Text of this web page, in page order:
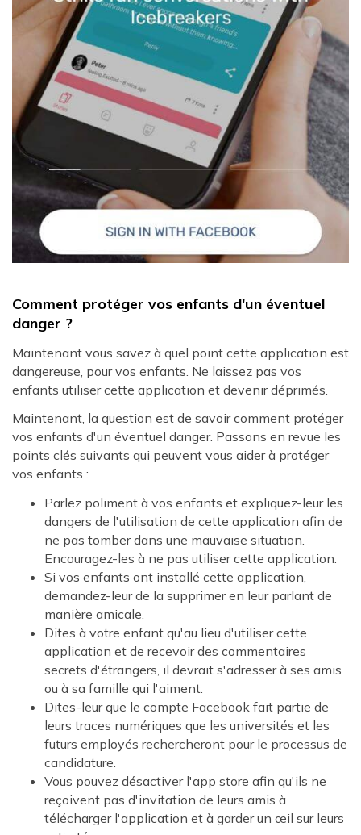
Comment protéger vos enfants d'un éventuel
danger ?
Maintenant vous savez à quel point cette application est
dangereuse, pour vos enfants. Ne laissez pas vos
enfants utiliser cette application et devenir déprimés.
Maintenant, la question est de savoir comment protéger
vos enfants d'un éventuel danger. Passons en revue les
points clés suivants qui peuvent vous aider à protéger
vos enfants :
Parlez poliment à vos enfants et expliquez-leur les
dangers de l'utilisation de cette application afin de
ne pas tomber dans une mauvaise situation.
Encouragez-les à ne pas utiliser cette application.
Si vos enfants ont installé cette application,
demandez-leur de la supprimer en leur parlant de
manière amicale.
Dites à votre enfant qu'au lieu d'utiliser cette
application et de recevoir des commentaires
secrets d'étrangers, il devrait s'adresser à ses amis
ou à sa famille qui l'aiment.
Dites-leur que le compte Facebook fait partie de
leurs traces numériques que les universités et les
futurs employés rechercheront pour le processus de
candidature.
Vous pouvez désactiver l'app store afin qu'ils ne
reçoivent pas d'invitation de leurs amis à
télécharger l'application et à garder un œil sur leurs